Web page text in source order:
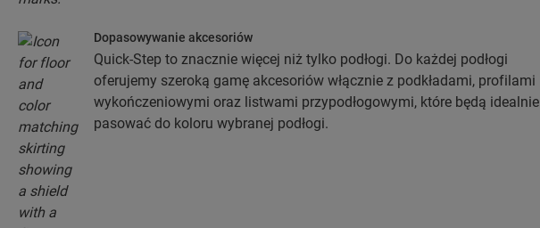
Dopasowywanie akcesoriów
Quick-Step to znacznie więcej niż tylko podłogi. Do każdej podłogi
oferujemy szeroką gamę akcesoriów włącznie z podkładami, profilami
wykończeniowymi oraz listwami przypodłogowymi, które będą idealnie
pasować do koloru wybranej podłogi.